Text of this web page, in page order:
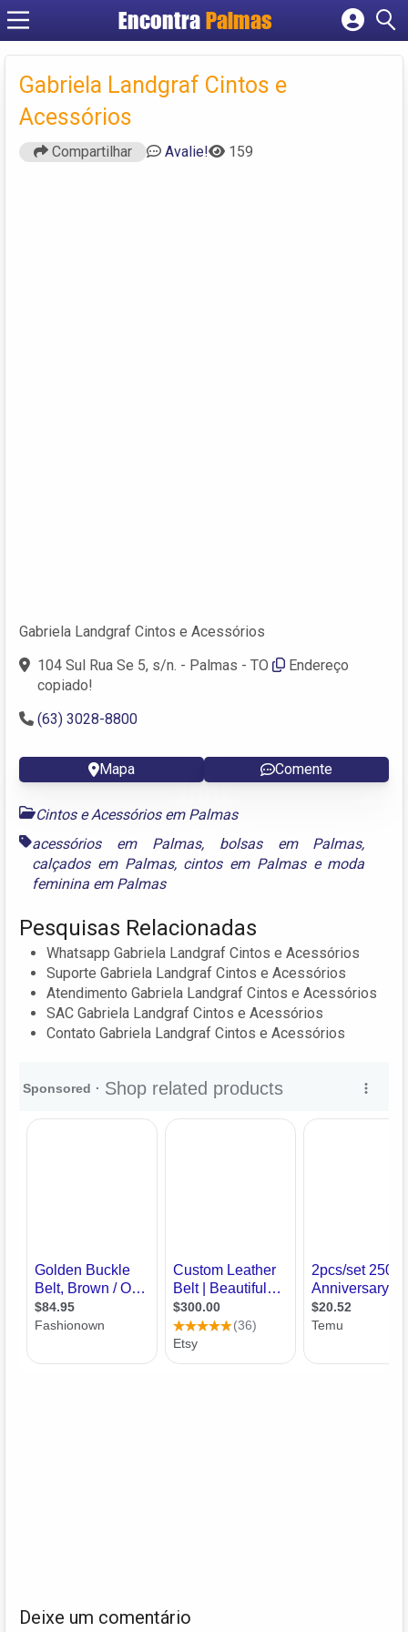
Encontra Palmas
Cadastrar empresa
Fazer login
Criar conta
Gabriela Landgraf Cintos e
Acessórios
Compartilhar Avalie! 159
Gabriela Landgraf Cintos e Acessórios
104 Sul Rua Se 5, s/n. - Palmas - TO
Endereço
copiado!
(63) 3028-8800
Mapa Comente
Cintos e Acessórios em Palmas
acessórios em Palmas, bolsas em Palmas,
calçados em Palmas, cintos em Palmase moda
feminina em Palmas
Pesquisas Relacionadas
Whatsapp Gabriela Landgraf Cintos e Acessórios
Suporte Gabriela Landgraf Cintos e Acessórios
Atendimento Gabriela Landgraf Cintos e Acessórios
SAC Gabriela Landgraf Cintos e Acessórios
Contato Gabriela Landgraf Cintos e Acessórios
Deixe um comentário